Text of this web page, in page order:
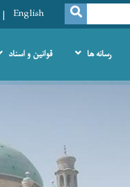
SEARCH
English
رسانه ها قوانین و اسناد